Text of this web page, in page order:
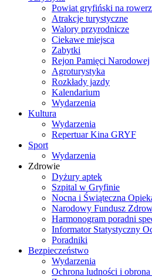
Powiat gryfiński na
Atrakcje turystyczne
Walory przyrodnicze
Ciekawe miejsca
Zabytki
Rejon Pamięci Narodowej
Agroturystyka
Rozkłady jazdy
Kalendarium
Wydarzenia
Kultura
Wydarzenia
Repertuar Kina GRYF
Sport
Wydarzenia
Zdrowie
Dyżury aptek
Szpital w Gryfinie
Nocna i Świąteczna
Narodowy Fundusz
Harmonogram poradni
Informator Statystyczny
Poradniki
Bezpieczeństwo
Wydarzenia
Ochrona ludności i